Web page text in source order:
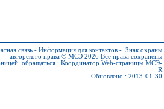
связь - Информация для контактов - Знак охраны
авторского права © МСЭ 2026 Все права сохранены
обращаться : Координатор Web-страницы МСЭ-
R
Обновлено : 2013-01-30